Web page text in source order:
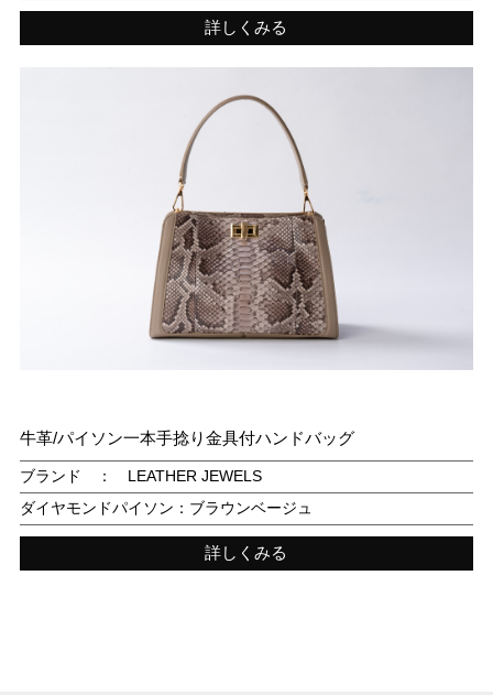
詳しくみる
牛革/パイソン一本手捻り金具付ハンドバッグ
ブランド ： LEATHER JEWELS
ダイヤモンドパイソン：ブラウンベージュ
詳しくみる